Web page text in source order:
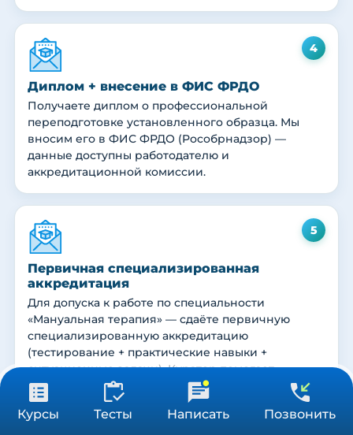
Курсы Тесты Написать Позвонить
4
Диплом + внесение в ФИС ФРДО
Получаете диплом о профессиональной
переподготовке установленного образца. Мы
вносим его в ФИС ФРДО (Рособрнадзор) —
данные доступны работодателю и
аккредитационной комиссии.
5
Первичная специализированная
аккредитация
Для допуска к работе по специальности
«Мануальная терапия» — сдаёте первичную
специализированную аккредитацию
(тестирование + практические навыки +
ситуационные задачи). Куратор помогает
подготовиться.
31 900 ₽
576 ч Получить консультацию